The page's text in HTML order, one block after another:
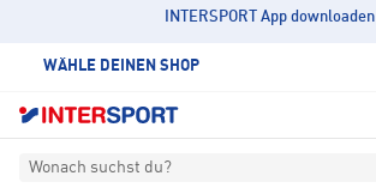
INTERSPORT App downloaden
WÄHLE DEINEN SHOP
Wonach suchst du?